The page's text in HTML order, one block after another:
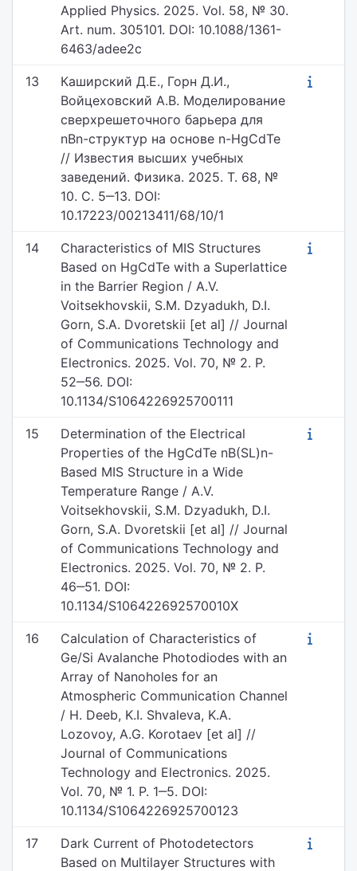
Applied Physics. 2025. Vol. 58, № 30.
Art. num. 305101. DOI: 10.1088/1361-
6463/adee2c
13
Каширский Д.Е., Горн Д.И.,
Войцеховский А.В. Моделирование
сверхрешеточного барьера для
nBn-структур на основе n-HgCdTe
// Известия высших учебных
заведений. Физика. 2025. Т. 68, №
10. С. 5‒13. DOI:
10.17223/00213411/68/10/1
14
Characteristics of MIS Structures
Based on HgCdTe with a Superlattice
in the Barrier Region / A.V.
Voitsekhovskii, S.M. Dzyadukh, D.I.
Gorn, S.A. Dvoretskii [et al] // Journal
of Communications Technology and
Electronics. 2025. Vol. 70, № 2. P.
52‒56. DOI:
10.1134/S1064226925700111
15
Determination of the Electrical
Properties of the HgCdTe nB(SL)n-
Based MIS Structure in a Wide
Temperature Range / A.V.
Voitsekhovskii, S.M. Dzyadukh, D.I.
Gorn, S.A. Dvoretskii [et al] // Journal
of Communications Technology and
Electronics. 2025. Vol. 70, № 2. P.
46‒51. DOI:
10.1134/S106422692570010X
16
Calculation of Characteristics of
Ge/Si Avalanche Photodiodes with an
Array of Nanoholes for an
Atmospheric Communication Channel
/ H. Deeb, K.I. Shvaleva, K.A.
Lozovoy, A.G. Korotaev [et al] //
Journal of Communications
Technology and Electronics. 2025.
Vol. 70, № 1. P. 1‒5. DOI:
10.1134/S1064226925700123
17
Dark Current of Photodetectors
Based on Multilayer Structures with